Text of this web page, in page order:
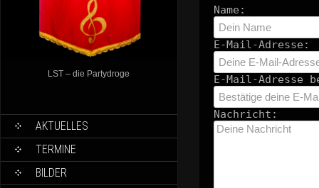
LST – die Partydroge
AKTUELLES
TERMINE
BILDER
Name:
E-Mail-Adresse:
E-Mail-Adresse
Nachricht: